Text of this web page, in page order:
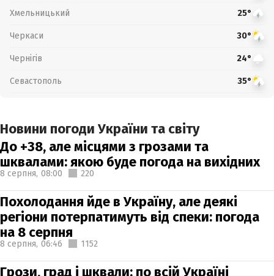
Хмельницький 25°
Черкаси 30°
Чернігів 24°
Севастополь 35°
Новини погоди України та світу
До +38, але місцями з грозами та
шквалами: якою буде погода на вихідних
8 серпня, 08:00 220
Похолодання йде в Україну, але деякі
регіони потерпатимуть від спеки: погода
на 8 серпня
8 серпня, 06:46 1152
Грози, град і шквали: по всій Україні